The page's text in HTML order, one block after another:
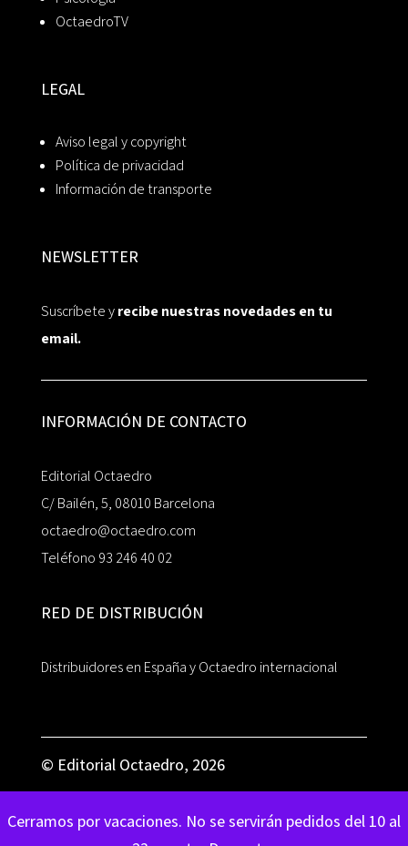
Cerramos por vacaciones. No se servirán pedidos del 10 al
OctaedroTV
LEGAL
Aviso legal y copyright
Política de privacidad
Información de transporte
NEWSLETTER
Suscríbete yrecibe nuestras novedades en tu
email.
INFORMACIÓN DE CONTACTO
Editorial Octaedro
C/ Bailén, 5, 08010 Barcelona
octaedro@octaedro.com
Teléfono 93 246 40 02
RED DE DISTRIBUCIÓN
Distribuidores en España y Octaedro internacional
© Editorial Octaedro, 2026